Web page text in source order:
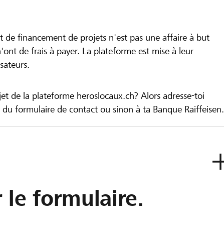
de financement de projets n'est pas une affaire à but
de frais à payer. La plateforme est mise à leur
de la plateforme heroslocaux.ch? Alors adresse-toi
formulaire de contact ou sinon à ta Banque Raiffeisen.
le formulaire.